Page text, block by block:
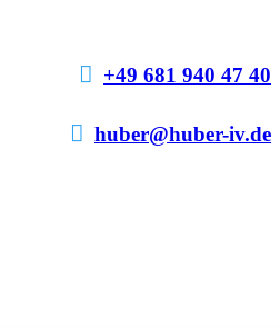
 +49 681 940 47 40
 huber@huber-iv.de